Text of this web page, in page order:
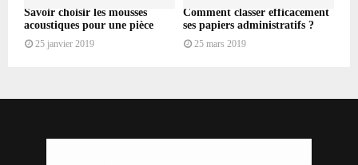
Savoir choisir les mousses
acoustiques pour une pièce
25 janvier 2019
Comment classer efficacement
ses papiers administratifs ?
25 mars 2019